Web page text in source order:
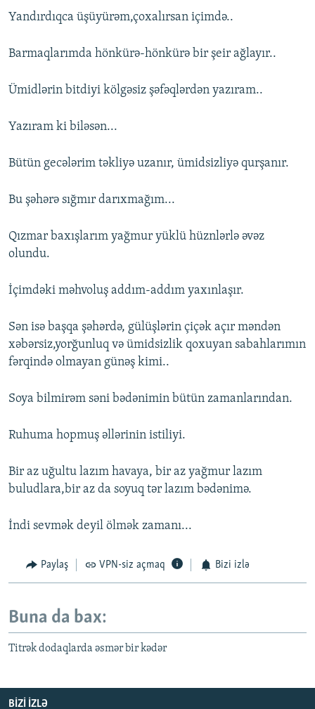
Yandırdıqca üşüyürəm,çoxalırsan içimdə..
Barmaqlarımda hönkürə-hönkürə bir şeir ağlayır..
Ümidlərin bitdiyi kölgəsiz şəfəqlərdən yazıram..
Yazıram ki biləsən...
Bütün gecələrim təkliyə uzanır, ümidsizliyə qurşanır.
Bu şəhərə sığmır darıxmağım...
Qızmar baxışlarım yağmur yüklü hüznlərlə əvəz
olundu.
İçimdəki məhvoluş addım-addım yaxınlaşır.
Sən isə başqa şəhərdə, gülüşlərin çiçək açır məndən
xəbərsiz,yorğunluq və ümidsizlik qoxuyan sabahlarımın
fərqində olmayan günəş kimi..
Soya bilmirəm səni bədənimin bütün zamanlarından.
Ruhuma hopmuş əllərinin istiliyi.
Bir az uğultu lazım havaya, bir az yağmur lazım
buludlara,bir az da soyuq tər lazım bədənimə.
İndi sevmək deyil ölmək zamanı...
Paylaş VPN-siz açmaq Bizi izlə
Buna da bax:
Titrək dodaqlarda əsmər bir kədər
BIZI IZLƏ